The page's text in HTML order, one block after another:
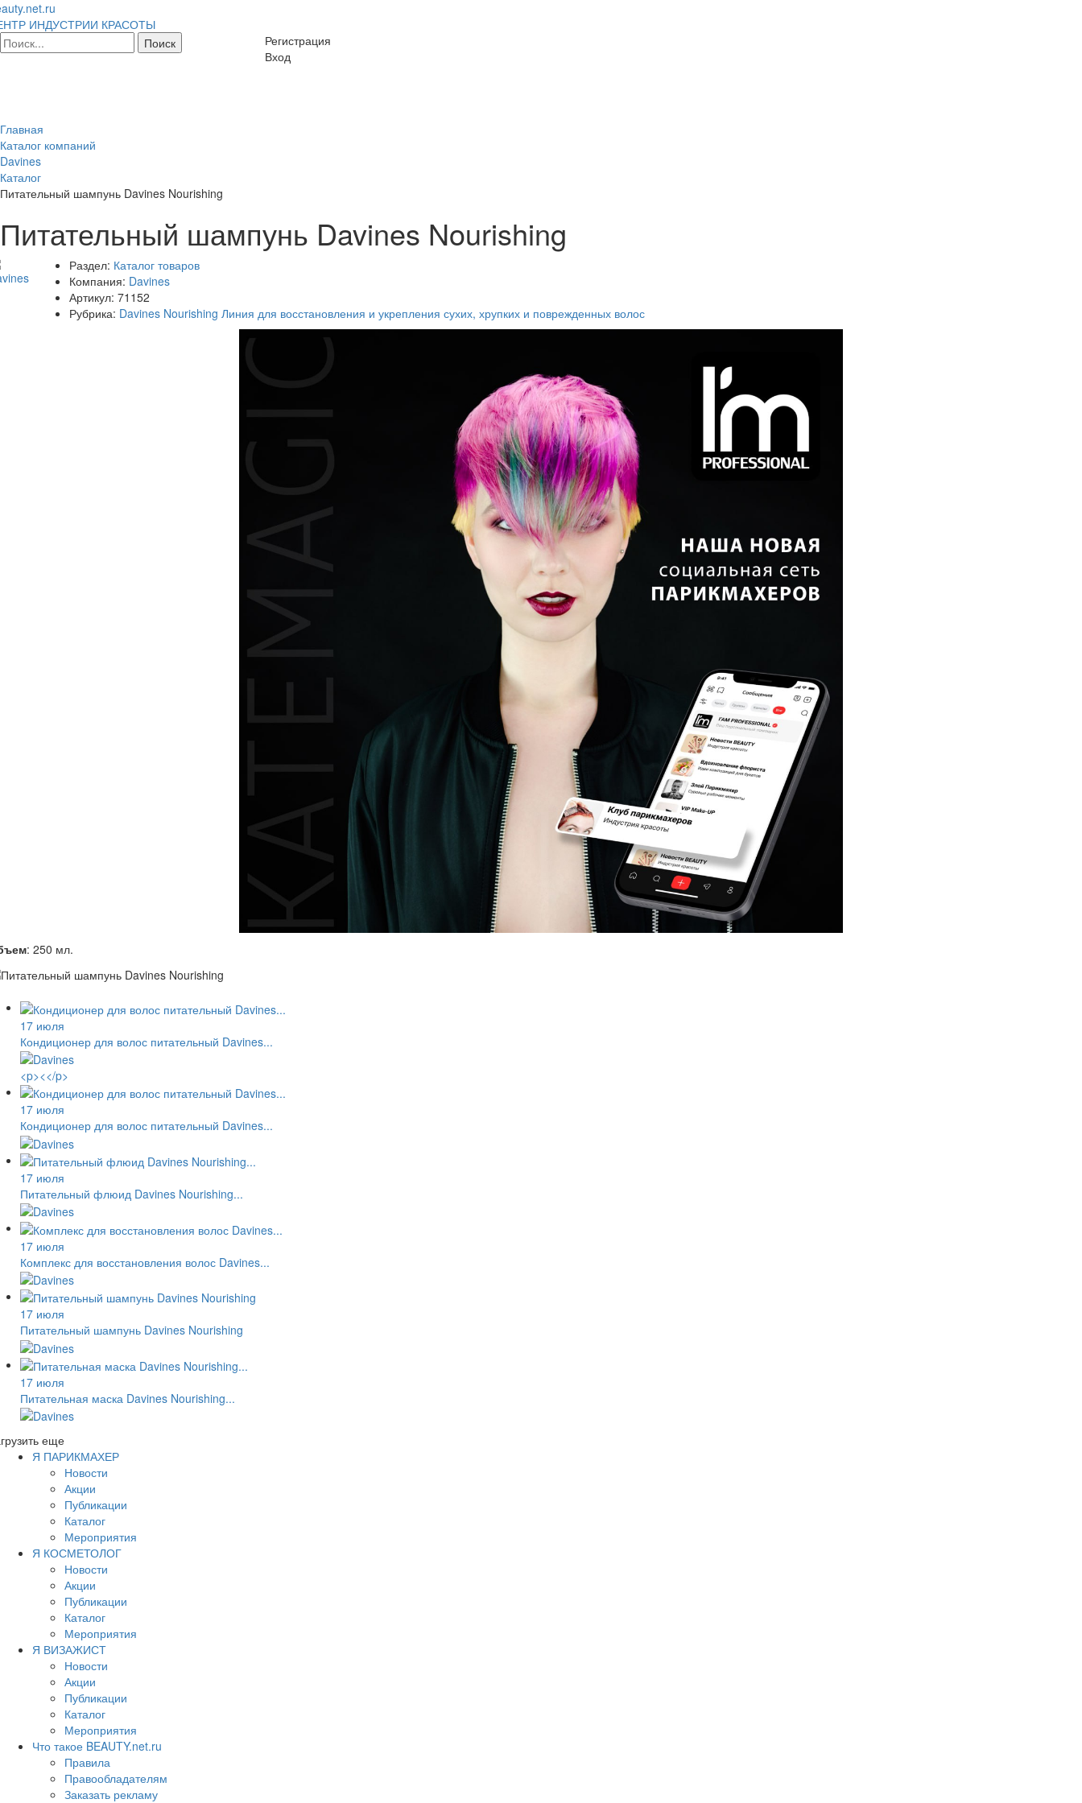
ИНДУСТРИИ КРАСОТЫ
Регистрация
Вход
Главная
Каталог компаний
Davines
Каталог
Питательный шампунь Davines Nourishing
Питательный шампунь Davines Nourishing
Раздел: Каталог товаров
Компания: Davines
Артикул: 71152
Рубрика: Davines Nourishing Линия для восстановления и укрепления сухих, хрупких и поврежденных волос
: 250 мл.
17 июля
Кондиционер для волос питательный Davines...
<p><</p>
17 июля
Кондиционер для волос питательный Davines...
17 июля
Питательный флюид Davines Nourishing...
17 июля
Комплекс для восстановления волос Davines...
17 июля
Питательный шампунь Davines Nourishing
17 июля
Питательная маска Davines Nourishing...
еще
Я ПАРИКМАХЕР
Новости
Акции
Публикации
Каталог
Мероприятия
Я КОСМЕТОЛОГ
Новости
Акции
Публикации
Каталог
Мероприятия
Я ВИЗАЖИСТ
Новости
Акции
Публикации
Каталог
Мероприятия
Что такое BEAUTY.net.ru
Правила
Правообладателям
Заказать рекламу